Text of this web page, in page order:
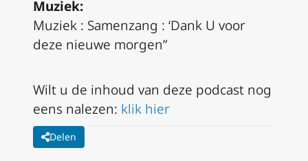
Muziek:
Muziek : Samenzang : ‘Dank U voor
deze nieuwe morgen”
Wilt u de inhoud van deze podcast nog
eens nalezen: klik hier
Delen